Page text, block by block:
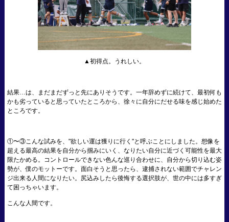
▲初得点。うれしい。
結果…は、まだまだずっと先にありそうです。一年辞めずに続けて、最初何も
かも劣っていると思っていたところから、徐々に自分にだせる味を感じ始めた
ところです。
①〜③こんな試みを、"欲しい運は獲りに行く"と呼ぶことにしました。想像を
超える最高の結果を自分から掴みにいく、なりたい自分に近づく可能性を最大
限たかめる。コントロールできない色んな巡り合わせに、自分から切り込む姿
勢が、僕のモットーです。面白そうと思ったら、逮捕されない範囲でチャレン
ジ出来る人間になりたい。尻込みしたら後悔する選択肢が、世の中には多すぎ
て困っちゃいます。
こんな人間です。